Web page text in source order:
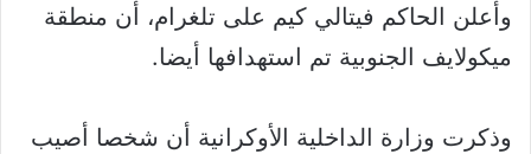
وأعلن الحاكم فيتالي كيم على تلغرام، أن منطقة
ميكولايف الجنوبية تم استهدافها أيضا.
وذكرت وزارة الداخلية الأوكرانية أن شخصا أصيب